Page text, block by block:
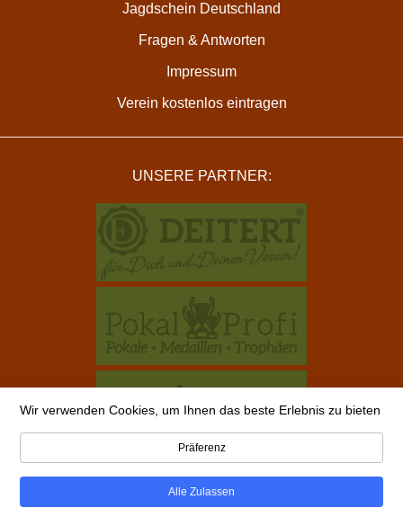
Jagdschein Deutschland
Fragen & Antworten
Impressum
Verein kostenlos eintragen
UNSERE PARTNER:
Wir verwenden Cookies, um Ihnen das beste Erlebnis zu bieten
Präferenz
Alle Zulassen